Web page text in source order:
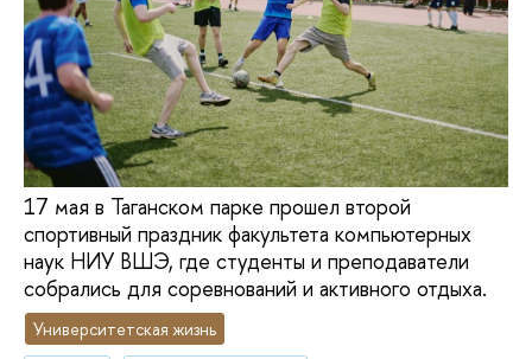
17 мая в Таганском парке прошел второй
спортивный праздник факультета компьютерных
наук НИУ ВШЭ, где студенты и преподаватели
собрались для соревнований и активного отдыха.
Университетская жизнь